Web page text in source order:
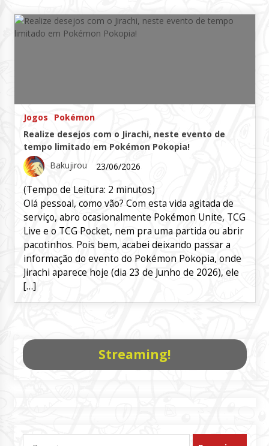
Jogos
Pokémon
Realize desejos com o Jirachi, neste evento de
tempo limitado em Pokémon Pokopia!
Bakujirou
23/06/2026
(Tempo de Leitura: 2 minutos)
Olá pessoal, como vão? Com esta vida agitada de
serviço, abro ocasionalmente Pokémon Unite, TCG
Live e o TCG Pocket, nem pra uma partida ou abrir
pacotinhos. Pois bem, acabei deixando passar a
informação do evento do Pokémon Pokopia, onde
Jirachi aparece hoje (dia 23 de Junho de 2026), ele
[…]
Streaming!